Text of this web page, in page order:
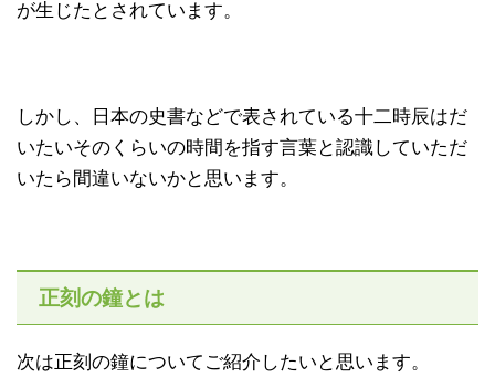
が生じたとされています。
しかし、日本の史書などで表されている十二時辰はだ
いたいそのくらいの時間を指す言葉と認識していただ
いたら間違いないかと思います。
正刻の鐘とは
次は正刻の鐘についてご紹介したいと思います。